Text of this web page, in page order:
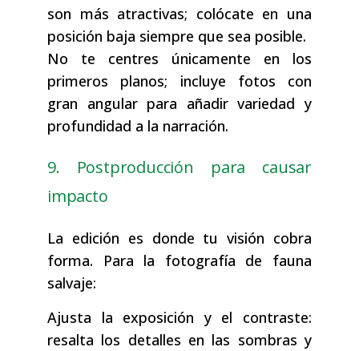
son más atractivas; colócate en una
posición baja siempre que sea posible.
No te centres únicamente en los
primeros planos; incluye fotos con
gran angular para añadir variedad y
profundidad a la narración.
9. Postproducción para causar
impacto
La edición es donde tu visión cobra
forma. Para la fotografía de fauna
salvaje:
Ajusta la exposición y el contraste:
resalta los detalles en las sombras y